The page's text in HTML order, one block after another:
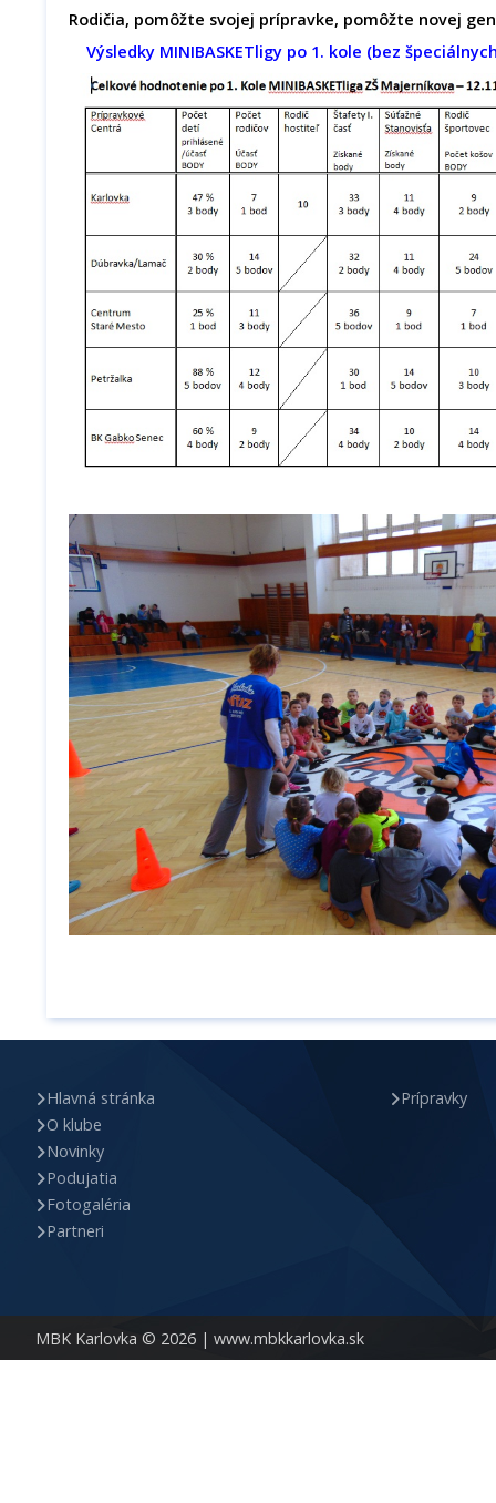
Rodičia, pomôžte svojej prípravke, pomôžte novej
Výsledky MINIBASKETligy po 1. kole (bez
MBK Karlovka © 2026 | www.mbkkarlovka.sk
Hlavná stránka
O klube
Novinky
Podujatia
Fotogaléria
Partneri
Prípravky